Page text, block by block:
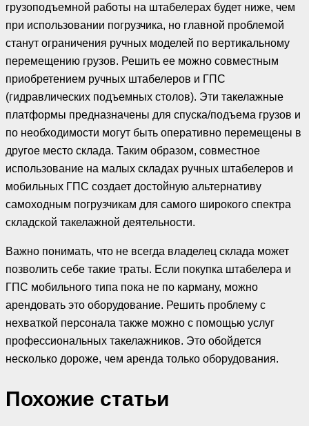
грузоподъемной работы на штабелерах будет ниже, чем
при использовании погрузчика, но главной проблемой
станут ограничения ручных моделей по вертикальному
перемещению грузов. Решить ее можно совместным
приобретением ручных штабелеров и ГПС
(гидравлических подъемных столов). Эти такелажные
платформы предназначены для спуска/подъема грузов и
по необходимости могут быть оперативно перемещены в
другое место склада. Таким образом, совместное
использование на малых складах ручных штабелеров и
мобильных ГПС создает достойную альтернативу
самоходным погрузчикам для самого широкого спектра
складской такелажной деятельности.
Важно понимать, что не всегда владелец склада может
позволить себе такие траты. Если покупка штабелера и
ГПС мобильного типа пока не по карману, можно
арендовать это оборудование. Решить проблему с
нехваткой персонала также можно с помощью услуг
профессиональных такелажников. Это обойдется
несколько дороже, чем аренда только оборудования.
Похожие cтатьи